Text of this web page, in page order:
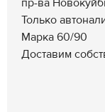
пр-ва
Только
Марка 60/90
Доставим